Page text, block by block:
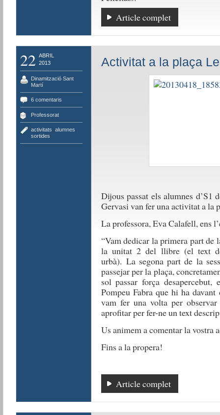
Article complet
22 ABRIL
2013
Dinamització Sant
Martí
6 comentaris
Professorat
activitats alumnes
sortides
Activitat a la plaça
Dijous passat els alumnes d’S1
Gervasi van fer una activitat a la
La professora, Eva Calafell, ens
“Vam dedicar la primera part de
la unitat 2 del llibre (el text
urbà). La segona part de la
passejar per la plaça,
sol passar força desapercebut,
Pompeu Fabra que hi ha
vam fer una volta per
aprofitar per fer-ne un text
Us animem a comentar la vostra
Fins a la propera!
Article complet